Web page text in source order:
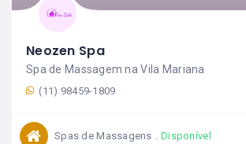
Neozen Spa
Spa de Massagem na Vila Mariana
(11) 98459-1809
Spas de Massagens Disponível